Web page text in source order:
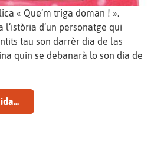
« Que’m triga doman ! ».
l’istòria d’un personatge qui
tau son darrèr dia de las
quin se debanarà lo son dia de